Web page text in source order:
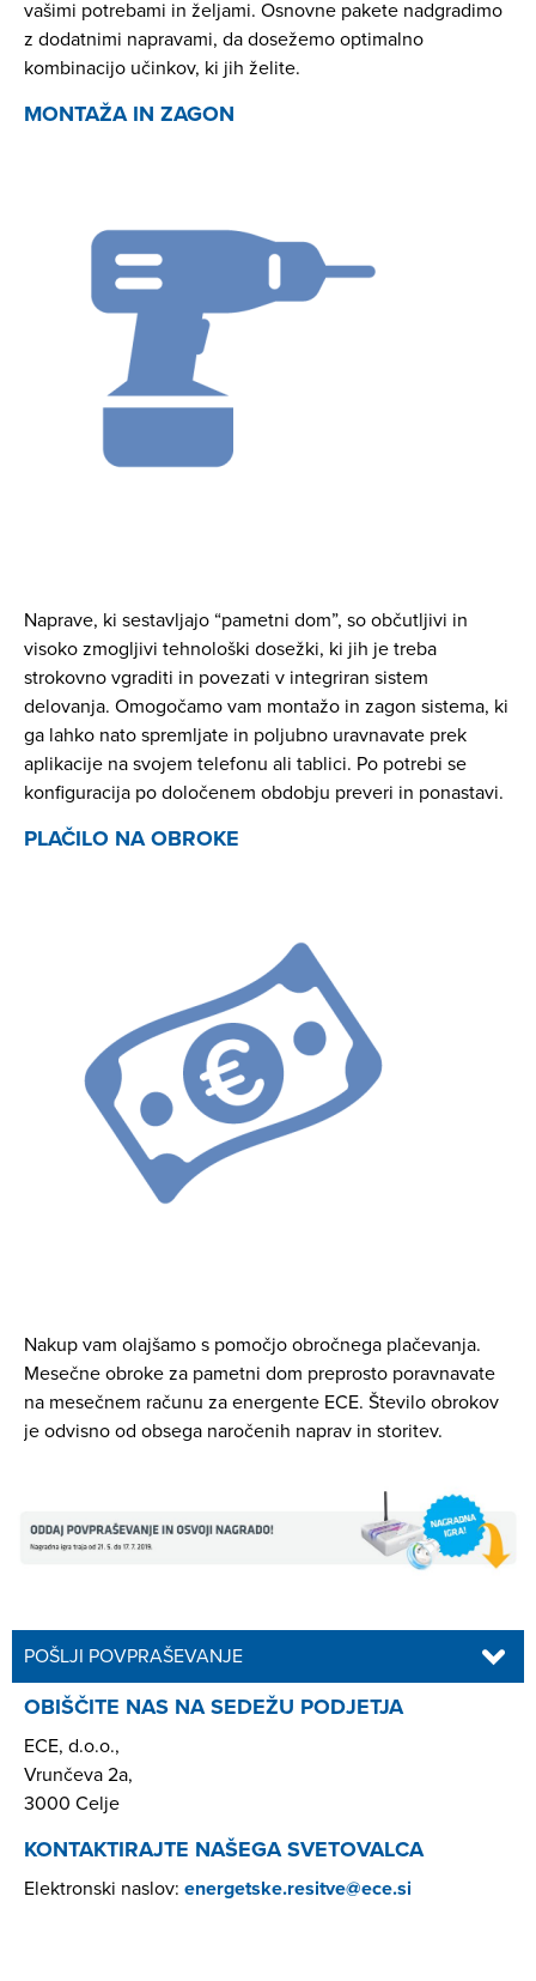
vašimi potrebami in željami. Osnovne pakete nadgradimo
z dodatnimi napravami, da dosežemo optimalno
kombinacijo učinkov, ki jih želite.
MONTAŽA IN ZAGON
Naprave, ki sestavljajo “pametni dom”, so občutljivi in
visoko zmogljivi tehnološki dosežki, ki jih je treba
strokovno vgraditi in povezati v integriran sistem
delovanja. Omogočamo vam montažo in zagon sistema, ki
ga lahko nato spremljate in poljubno uravnavate prek
aplikacije na svojem telefonu ali tablici. Po potrebi se
konfiguracija po določenem obdobju preveri in ponastavi.
PLAČILO NA OBROKE
Nakup vam olajšamo s pomočjo obročnega plačevanja.
Mesečne obroke za pametni dom preprosto poravnavate
na mesečnem računu za energente ECE. Število obrokov
je odvisno od obsega naročenih naprav in storitev.
POŠLJI POVPRAŠEVANJE
OBIŠČITE NAS NA SEDEŽU PODJETJA
ECE, d.o.o.,
Vrunčeva 2a,
3000 Celje
KONTAKTIRAJTE NAŠEGA SVETOVALCA
Elektronski naslov: energetske.resitve@ece.si